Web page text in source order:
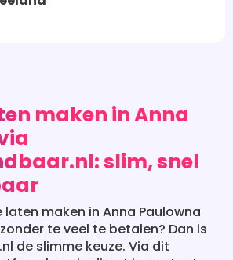
slim, snel
laten maken in Anna Paulowna
te veel te betalen? Dan is
de slimme keuze. Via dit
kom je direct in contact
betaalbare websitebouwers uit